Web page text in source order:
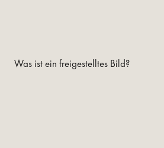
Was ist ein freigestelltes Bild?